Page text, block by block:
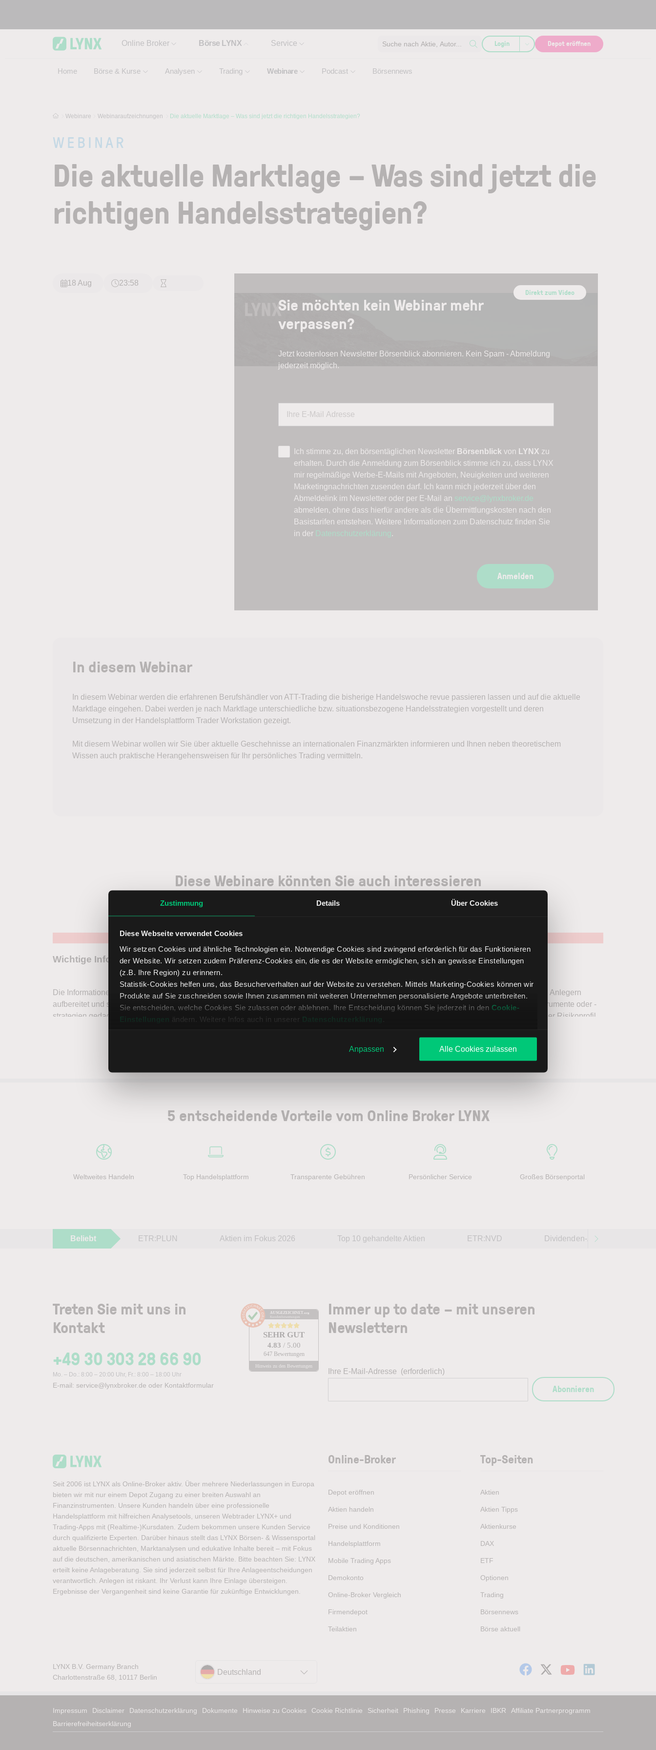
Zustimmung Details Über Cookies
Diese Webseite verwendet Cookies
Wir setzen Cookies und ähnliche Technologien ein. Notwendige Cookies sind zwingend erforderlich für das Funktionieren
der Website. Wir setzen zudem Präferenz-Cookies ein, die es der Website ermöglichen, sich an gewisse Einstellungen
(z.B. Ihre Region) zu erinnern.
Statistik-Cookies helfen uns, das Besucherverhalten auf der Website zu verstehen. Mittels Marketing-Cookies können wir
Produkte auf Sie zuschneiden sowie Ihnen zusammen mit weiteren Unternehmen personalisierte Angebote unterbreiten.
Sie entscheiden, welche Cookies Sie zulassen oder ablehnen. Ihre Entscheidung können Sie jederzeit in den Cookie-
Einstellungen
ändern. Weitere Infos auch in unserer Datenschutzerklärung
Anpassen Alle Cookies zulassen
Online Broker Börse LYNX
Home Börse & Kurse Analysen Trading Webinare Podcast Börsennews
Service Suche nach Aktie, Autor... Login Depot eröffnen
Webinare Webinaraufzeichnungen Die aktuelle Marktlage – Was sind jetzt die richtigen Handelsstrategien?
WEBINAR
Die aktuelle Marktlage – Was sind jetzt die
richtigen Handelsstrategien?
18 Aug 23:58
Direkt zum Video
Sie möchten kein Webinar mehr
verpassen?
Jetzt kostenlosen Newsletter Börsenblick abonnieren. Kein Spam - Abmeldung
jederzeit möglich.
Ich stimme zu, den börsentäglichen Newsletter Börsenblick von LYNX zu
erhalten. Durch die Anmeldung zum Börsenblick stimme ich zu, dass LYNX
mir regelmäßige Werbe-E-Mails mit Angeboten, Neuigkeiten und weiteren
Marketingnachrichten zusenden darf. Ich kann mich jederzeit über den
Abmeldelink im Newsletter oder per E-Mail an service@lynxbroker.de
abmelden, ohne dass hierfür andere als die Übermittlungskosten nach den
Basistarifen entstehen. Weitere Informationen zum Datenschutz finden Sie
in der Datenschutzerklärung.
Anmelden
In diesem Webinar
In diesem Webinar werden die erfahrenen Berufshändler von ATT-Trading die bisherige Handelswoche revue passieren lassen und auf die aktuelle
Marktlage eingehen. Dabei werden je nach Marktlage unterschiedliche bzw. situationsbezogene Handelsstrategien vorgestellt und deren
Umsetzung in der Handelsplattform Trader Workstation gezeigt.
Mit diesem Webinar wollen wir Sie über aktuelle Geschehnisse an internationalen Finanzmärkten informieren und Ihnen neben theoretischem
Wissen auch praktische Herangehensweisen für Ihr persönliches Trading vermitteln.
Diese Webinare könnten Sie auch interessieren
Leider gibt es für Ihren gesetzten Filter keine Webinaraufzeichnungen.
5 entscheidende Vorteile vom Online Broker LYNX
Weltweites Handeln Top Handelsplattform Transparente Gebühren Persönlicher Service Großes Börsenportal
Beliebt ETR:PLUN Aktien im Fokus 2026 Top 10 gehandelte Aktien ETR:NVD Dividenden-Aktien weltweit
Treten Sie mit uns in
Kontakt
+49 30 303 28 66 90
Mo. – Do.: 8:00 – 20:00 Uhr, Fr.: 8:00 – 18:00 Uhr
E-mail: service@lynxbroker.de oder Kontaktformular
AUSGEZEICHNET.org
Kundenbewertungen
SEHR GUT
4.83 / 5.00
647 Bewertungen
Hinweis zu den Bewertungen
Immer up to date – mit unseren
Newslettern
Ihre E-Mail-Adresse (erforderlich)
Abonnieren
Seit 2006 ist LYNX als Online-Broker aktiv. Über mehrere Niederlassungen in Europa
bieten wir mit nur einem Depot Zugang zu einer breiten Auswahl an
Finanzinstrumenten. Unsere Kunden handeln über eine professionelle
Handelsplattform mit hilfreichen Analysetools, unseren Webtrader LYNX+ und
Trading-Apps mit (Realtime-)Kursdaten. Zudem bekommen unsere Kunden Service
durch qualifizierte Experten. Darüber hinaus stellt das LYNX Börsen- & Wissensportal
aktuelle Börsennachrichten, Marktanalysen und edukative Inhalte bereit – mit Fokus
auf die deutschen, amerikanischen und asiatischen Märkte. Bitte beachten Sie: LYNX
erteilt keine Anlageberatung. Sie sind jederzeit selbst für Ihre Anlageentscheidungen
verantwortlich. Anlegen ist riskant. Ihr Verlust kann Ihre Einlage übersteigen.
Ergebnisse der Vergangenheit sind keine Garantie für zukünftige Entwicklungen.
Online-Broker
Depot eröffnen
Aktien handeln
Preise und Konditionen
Handelsplattform
Mobile Trading Apps
Demokonto
Online-Broker Vergleich
Firmendepot
Teilaktien
Top-Seiten
Aktien
Aktien Tipps
Aktienkurse
DAX
ETF
Optionen
Trading
Börsennews
Börse aktuell
LYNX B.V. Germany Branch
Charlottenstraße 68, 10117 Berlin
Deutschland
Impressum Disclaimer Datenschutzerklärung Dokumente Hinweise zu Cookies Cookie Richtlinie Sicherheit Phishing Presse Karriere IBKR
Affiliate Partnerprogramm
Barrierefreiheitserklärung